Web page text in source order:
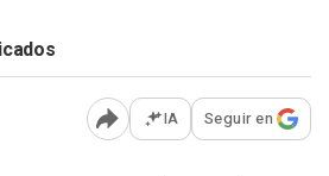
Abrir opciones para
IA Seguir en